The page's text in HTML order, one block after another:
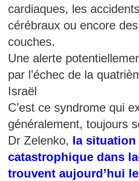
cardiaques, les
cérébraux ou encore
couches.
Une alerte
par l’échec de la
Israël
C’est ce syndrome qui
généralement, toujours
Dr Zelenko, la situation
catastrophique dans
trouvent aujourd’hui